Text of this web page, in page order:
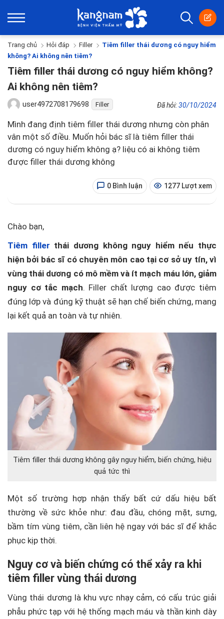
Trang chủ Hỏi đáp Filler
Tiêm filler thái dương có nguy hiểm
không? Ai không nên tiêm?
Tiêm filler thái dương có nguy hiểm không?
Ai không nên tiêm?
user4972708179698 Filler Đã hỏi:30/10/2024
Mình đang định tiêm filler thái dương nhưng còn phân
vân một số điều. Muốn hỏi bác sĩ là tiêm filler thái
dương có nguy hiểm không ạ? liệu có ai không tiêm
được filler thái dương không
0 Bình luận 1277 Lượt xem
Chào bạn,
Tiêm filler thái dương không nguy hiểm nếu thực
hiện bởi bác sĩ có chuyên môn cao tại cơ sở uy tín, vì
vùng thái dương có mô mềm và ít mạch máu lớn, giảm
nguy cơ tắc mạch. Filler chất lượng cao được tiêm
đúng lớp và đúng kỹ thuật sẽ hạn chế biến chứng, mang
lại kết quả an toàn và tự nhiên.
Tiêm filler thái dương không gây nguy hiểm, biến chứng, hiệu
quả tức thì
Một số trường hợp nhận thấy bất cứ dấu hiệu bất
thường về sức khỏe như: đau đầu, chóng mặt, sưng,
bầm tím vùng tiêm, cần liên hệ ngay với bác sĩ để khắc
phục kịp thời.
Nguy cơ và biến chứng có thể xảy ra khi
tiêm filler vùng thái dương
Vùng thái dương là khu vực nhạy cảm, có cấu trúc giải
phẫu phức tạp với hệ thống mạch máu và thần kinh dày